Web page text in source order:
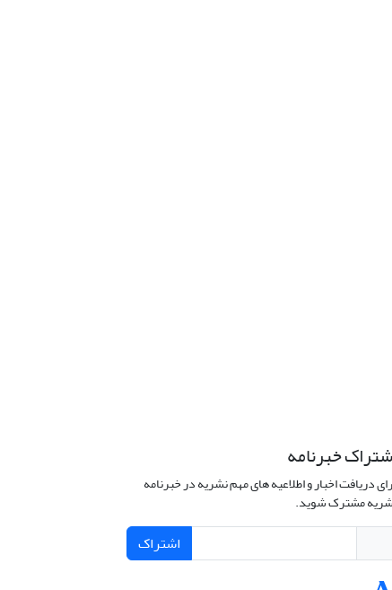
خبرنامه
دریافت اخبار و اطلاعیه های مهم نشریه در خبرنامه
مشترک شوید.
اشتراک